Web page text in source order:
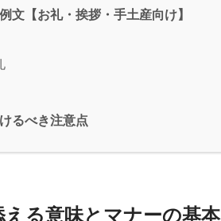
文【お礼・挨拶・手土産向け】
るべき注意点
る意味とマナーの基本